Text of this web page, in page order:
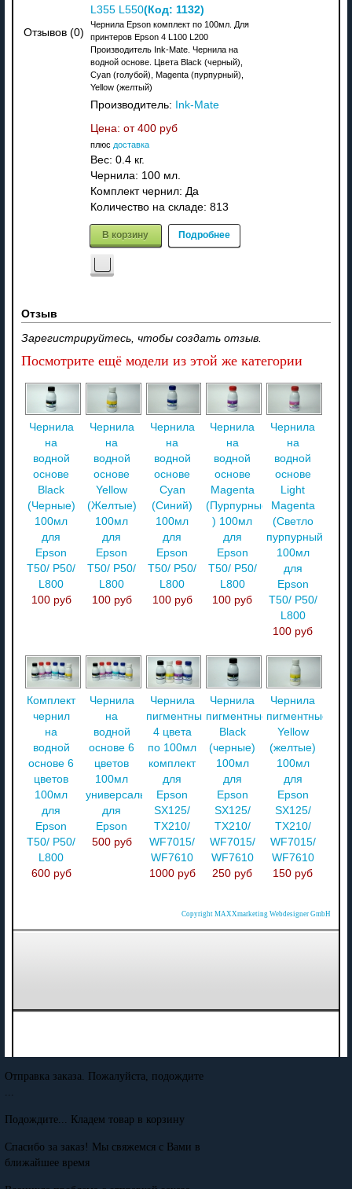
Отзывов (0)
L355 L550(Код: 1132)
Чернила Epson комплект по 100мл. Для
принтеров Epson 4 L100 L200
Производитель Ink-Mate. Чернила на
водной основе. Цвета Black (черный),
Cyan (голубой), Magenta (пурпурный),
Yellow (желтый)
Производитель: Ink-Mate
Цена: от 400 руб
плюс доставка
Вес: 0.4 кг.
Чернила: 100 мл.
Комплект чернил: Да
Количество на складе: 813
В корзину Подробнее
Отзыв
Зарегистрируйтесь, чтобы создать отзыв.
Посмотрите ещё модели из этой же категории
Чернила
на
водной
основе
Black
(Черные)
100мл
для
Epson
T50/ P50/
L800
100 руб
Чернила
на
водной
основе
Yellow
(Желтые)
100мл
для
Epson
T50/ P50/
L800
100 руб
Чернила
на
водной
основе
Cyan
(Синий)
100мл
для
Epson
T50/ P50/
L800
100 руб
Чернила
на
водной
основе
Magenta
(Пурпурные
) 100мл
для
Epson
T50/ P50/
L800
100 руб
Чернила
на
водной
основе
Light
Magenta
(Светло
пурпурный)
100мл
для
Epson
T50/ P50/
L800
100 руб
Комплект
чернил
на
водной
основе 6
цветов
100мл
для
Epson
T50/ P50/
L800
600 руб
Чернила
на
водной
основе 6
цветов
100мл
универсальные
для
Epson
500 руб
Чернила
пигментные
4 цвета
по 100мл
комплект
для
Epson
SX125/
TX210/
WF7015/
WF7610
1000 руб
Чернила
пигментные
Black
(черные)
100мл
для
Epson
SX125/
TX210/
WF7015/
WF7610
250 руб
Чернила
пигментные
Yellow
(желтые)
100мл
для
Epson
SX125/
TX210/
WF7015/
WF7610
150 руб
Copyright MAXXmarketing Webdesigner GmbH
Отправка заказа. Пожалуйста, подождите
...
Подождите... Кладем товар в корзину
Спасибо за заказ! Мы свяжемся с Вами в
ближайшее время